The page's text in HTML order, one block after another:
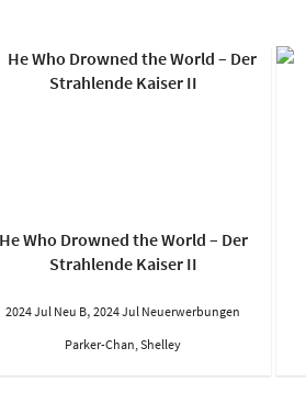
He Who Drowned the World – Der
Strahlende Kaiser II
2024 Jul Neu B, 2024 Jul Neuerwerbungen
Parker-Chan, Shelley